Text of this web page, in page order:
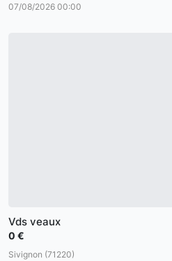
07/08/2026 00:00
Vds veaux
0 €
Sivignon (71220)